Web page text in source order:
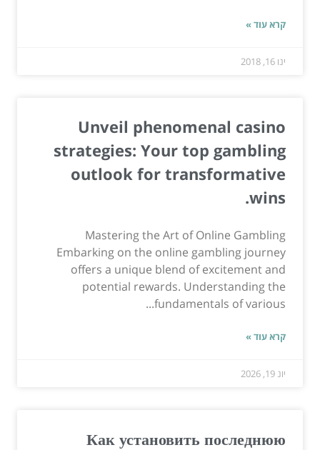
קרא עוד »
ינו 16, 2018
Unveil phenomenal casino
strategies: Your top gambling
outlook for transformative
wins.
Mastering the Art of Online Gambling
Embarking on the online gambling journey
offers a unique blend of excitement and
potential rewards. Understanding the
fundamentals of various...
קרא עוד »
יונ 19, 2026
Как установить последнюю